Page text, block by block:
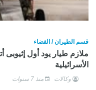
قسم الطيران / الفضاء
ملازم طيار يود أول إثيوبى
الأسرائيلية
وكالات منذ 7 سنوات